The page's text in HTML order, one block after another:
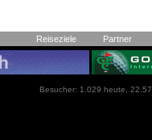
Reiseziele Partner
Besucher: 1.029 heute,